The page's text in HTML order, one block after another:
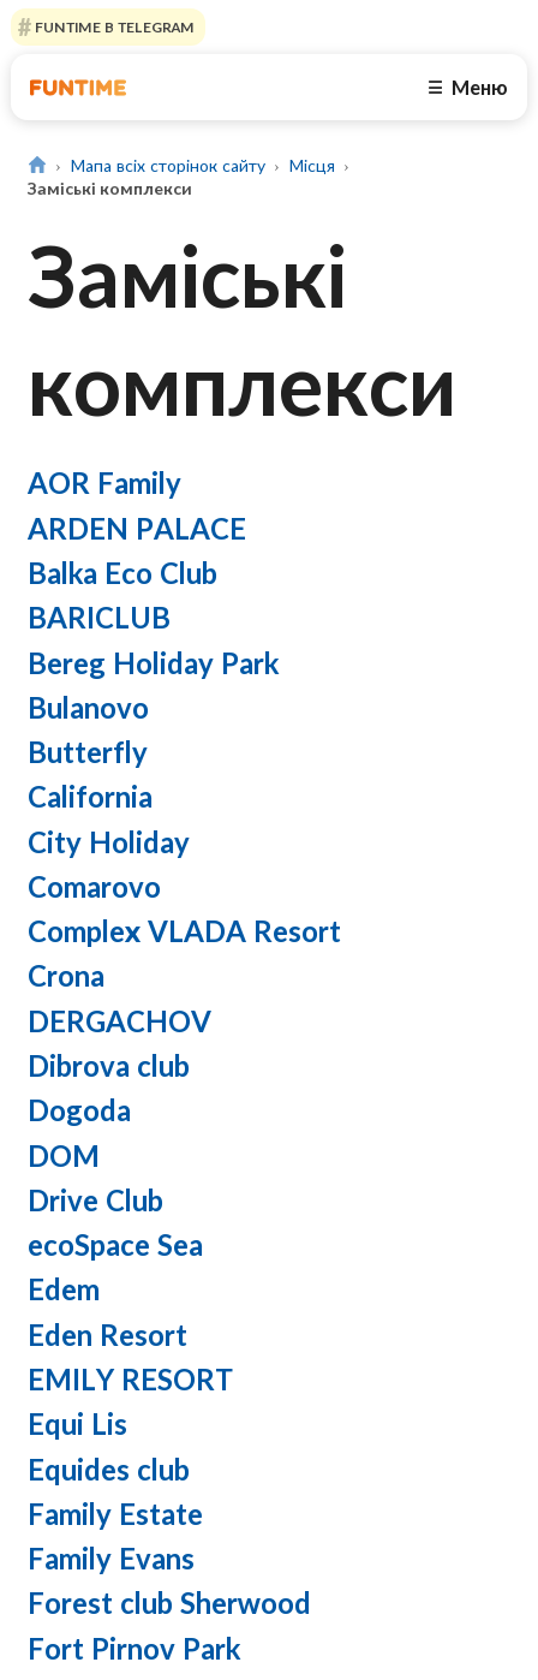
FUNTIME В TELEGRAM
☰ Меню
Мапа всіх сторінок сайту
Місця
Заміські комплекси
Заміські
комплекси
AOR Family
ARDEN PALACE
Balka Eco Club
BARICLUB
Bereg Holiday Park
Bulanovo
Butterfly
California
City Holiday
Comarovo
Complex VLADA Resort
Crona
DERGACHOV
Dibrova club
Dogoda
DOM
Drive Club
ecoSpace Sea
Edem
Eden Resort
EMILY RESORT
Equi Lis
Equides club
Family Estate
Family Evans
Forest club Sherwood
Fort Pirnov Park